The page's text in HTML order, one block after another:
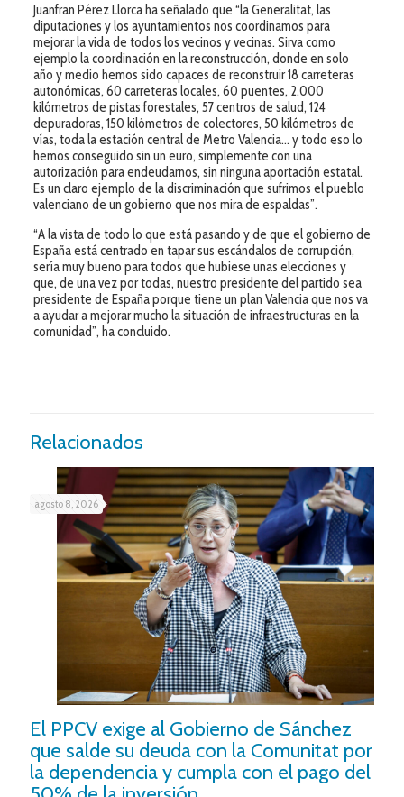
Juanfran Pérez Llorca ha señalado que “la Generalitat, las
diputaciones y los ayuntamientos nos coordinamos para
mejorar la vida de todos los vecinos y vecinas. Sirva como
ejemplo la coordinación en la reconstrucción, donde en solo
año y medio hemos sido capaces de reconstruir 18 carreteras
autonómicas, 60 carreteras locales, 60 puentes, 2.000
kilómetros de pistas forestales, 57 centros de salud, 124
depuradoras, 150 kilómetros de colectores, 50 kilómetros de
vías, toda la estación central de Metro Valencia… y todo eso lo
hemos conseguido sin un euro, simplemente con una
autorización para endeudarnos, sin ninguna aportación estatal.
Es un claro ejemplo de la discriminación que sufrimos el pueblo
valenciano de un gobierno que nos mira de espaldas”.
“A la vista de todo lo que está pasando y de que el gobierno de
España está centrado en tapar sus escándalos de corrupción,
sería muy bueno para todos que hubiese unas elecciones y
que, de una vez por todas, nuestro presidente del partido sea
presidente de España porque tiene un plan Valencia que nos va
a ayudar a mejorar mucho la situación de infraestructuras en la
comunidad”, ha concluido.
Relacionados
agosto 8, 2026
El PPCV exige al Gobierno de Sánchez
que salde su deuda con la Comunitat por
la dependencia y cumpla con el pago del